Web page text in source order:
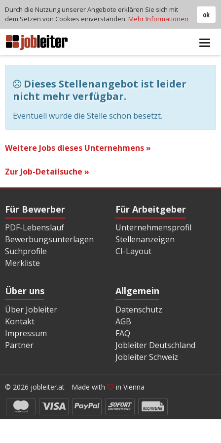
Dieses Stellenangebot ist leider
nicht mehr verfügbar.
Eventuell wurde die Stelle schon besetzt.
Weitere Jobs dieses Unternehmens »
Zur Job-Detailsuche »
Für Bewerber
PDF-Lebenslauf
Bewerbungsunterlagen
Suchprofile
Merkliste
Für Arbeitgeber
Unternehmensprofil
Stellenanzeigen
CI-Layout
Über uns
Über Jobleiter
Kontakt
Impressum
Partner
Allgemein
Datenschutz
AGB
FAQ
Jobleiter Deutschland
Jobleiter Schweiz
© 2026 jobleiter.at Made with in Vienna
ok
Durch die Nutzung unserer Angebote erklären Sie sich mit
dem Setzen von Cookies einverstanden. Mehr Informationen